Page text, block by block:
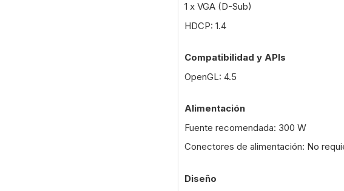
1 x VGA (D-Sub)
HDCP: 1.4
Compatibilidad y APIs
OpenGL: 4.5
Alimentación
Fuente recomendada: 300 W
Conectores de alimentación: No
Diseño